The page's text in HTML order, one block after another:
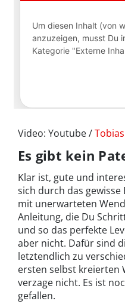
Video: Youtube /
Es gibt kein
Klar ist, gute und
sich durch das
mit unerwarteten
Anleitung, die Du
und so das perfekte
aber nicht. Dafür sind
letztendlich zu
ersten selbst kreierten
verzage nicht. Es ist
gefallen.